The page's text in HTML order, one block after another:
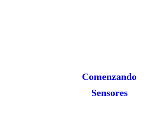
Comenzando
Sensores